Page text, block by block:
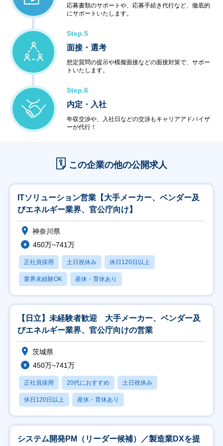
＜教育サービス＞
・システム運用サービス
＜コンビニエンスサービス＞
・ハードウェア販売
・ソフトウェア販売
応募書類のサポートや、応募手続き代行など、徹底的
にサポートいたします。
Step.5
面接・選考
想定質問の提示や模擬面接などの面接対策で、サポー
トいたします。
Step.6
内定・入社
年収交渉や、入社日などの交渉もキャリアアドバイザ
ーが代行！
この企業の他の公開求人
ITソリューション営業【大手メーカー、ベンダー及
びエネルギー業界、官公庁向け】
神奈川県
450万~741万
正社員採用 土日祝休み 休日120日以上
業界未経験OK 産休・育休あり
【日立】未経験者歓迎 大手メーカー、ベンダー及
びエネルギー業界、官公庁向けの営業
茨城県
450万~741万
正社員採用 20代におすすめ 土日祝休み
休日120日以上 産休・育休あり
システム開発PM（リーダー候補）／製造業DXを提